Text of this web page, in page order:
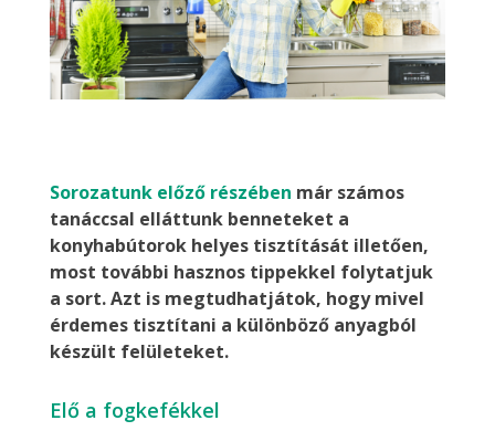
Sorozatunk előző részében már számos
tanáccsal elláttunk benneteket a
konyhabútorok helyes tisztítását illetően,
most további hasznos tippekkel folytatjuk
a sort. Azt is megtudhatjátok, hogy mivel
érdemes tisztítani a különböző anyagból
készült felületeket.
Elő a fogkefékkel